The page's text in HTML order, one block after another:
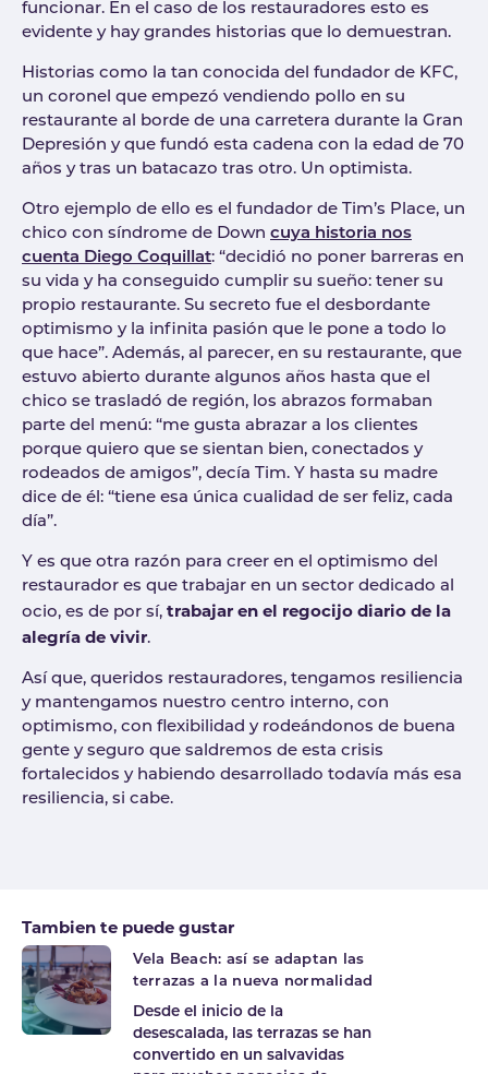
funcionar. En el caso de los restauradores esto es
evidente y hay grandes historias que lo demuestran.
Historias como la tan conocida del fundador de KFC,
un coronel que empezó vendiendo pollo en su
restaurante al borde de una carretera durante la Gran
Depresión y que fundó esta cadena con la edad de 70
años y tras un batacazo tras otro. Un optimista.
Otro ejemplo de ello es el fundador de Tim’s Place, un
chico con síndrome de Down cuya historia nos
cuenta Diego Coquillat: “decidió no poner barreras en
su vida y ha conseguido cumplir su sueño: tener su
propio restaurante. Su secreto fue el desbordante
optimismo y la infinita pasión que le pone a todo lo
que hace”. Además, al parecer, en su restaurante, que
estuvo abierto durante algunos años hasta que el
chico se trasladó de región, los abrazos formaban
parte del menú: “me gusta abrazar a los clientes
porque quiero que se sientan bien, conectados y
rodeados de amigos”, decía Tim. Y hasta su madre
dice de él: “tiene esa única cualidad de ser feliz, cada
día”.
Y es que otra razón para creer en el optimismo del
restaurador es que trabajar en un sector dedicado al
ocio, es de por sí, trabajar en el regocijo diario de la
alegría de vivir.
Así que, queridos restauradores, tengamos resiliencia
y mantengamos nuestro centro interno, con
optimismo, con flexibilidad y rodeándonos de buena
gente y seguro que saldremos de esta crisis
fortalecidos y habiendo desarrollado todavía más esa
resiliencia, si cabe.
Tambien te puede gustar
Vela Beach: así se adaptan las
terrazas a la nueva normalidad
Desde el inicio de la
desescalada, las terrazas se han
convertido en un salvavidas